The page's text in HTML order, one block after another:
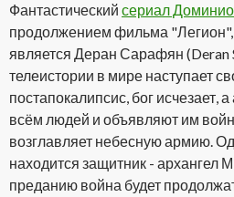
Фантастический сериал
продолжением фильма
является Деран Сарафян (Deran
телеистории в мире наступает
постапокалипсис, бог исчезает,
всём людей и объявляют им
возглавляет небесную армию.
находится защитник - архангел
преданию война будет